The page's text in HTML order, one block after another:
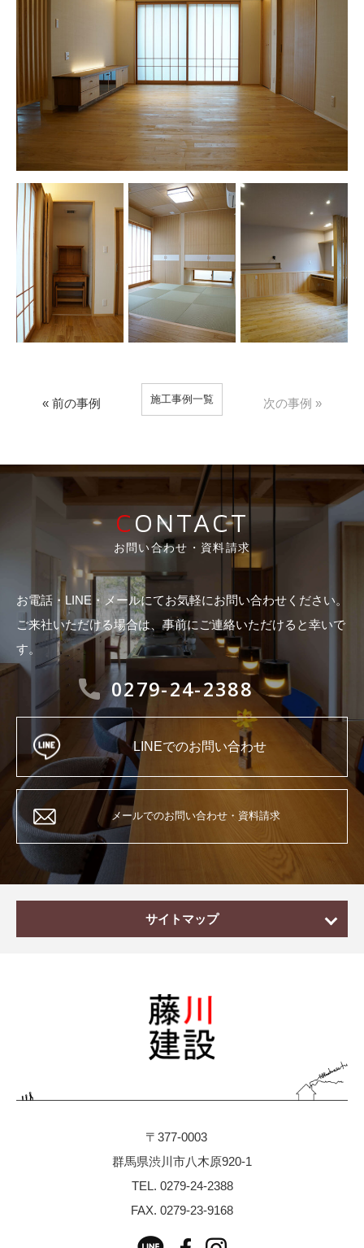
« 前の事例 施工事例一覧 次の事例 »
CONTACT
お問い合わせ・資料請求
お電話・LINE・メールにてお気軽にお問い合わせください。
ご来社いただける場合は、事前にご連絡いただけると幸いで
す。
0279-24-2388
LINEでのお問い合わせ
メールでのお問い合わせ・資料請求
サイトマップ
地域循環型工務店
素材へのこだわり
〒377-0003
群馬県渋川市八木原920-1
TEL. 0279-24-2388
FAX. 0279-23-9168